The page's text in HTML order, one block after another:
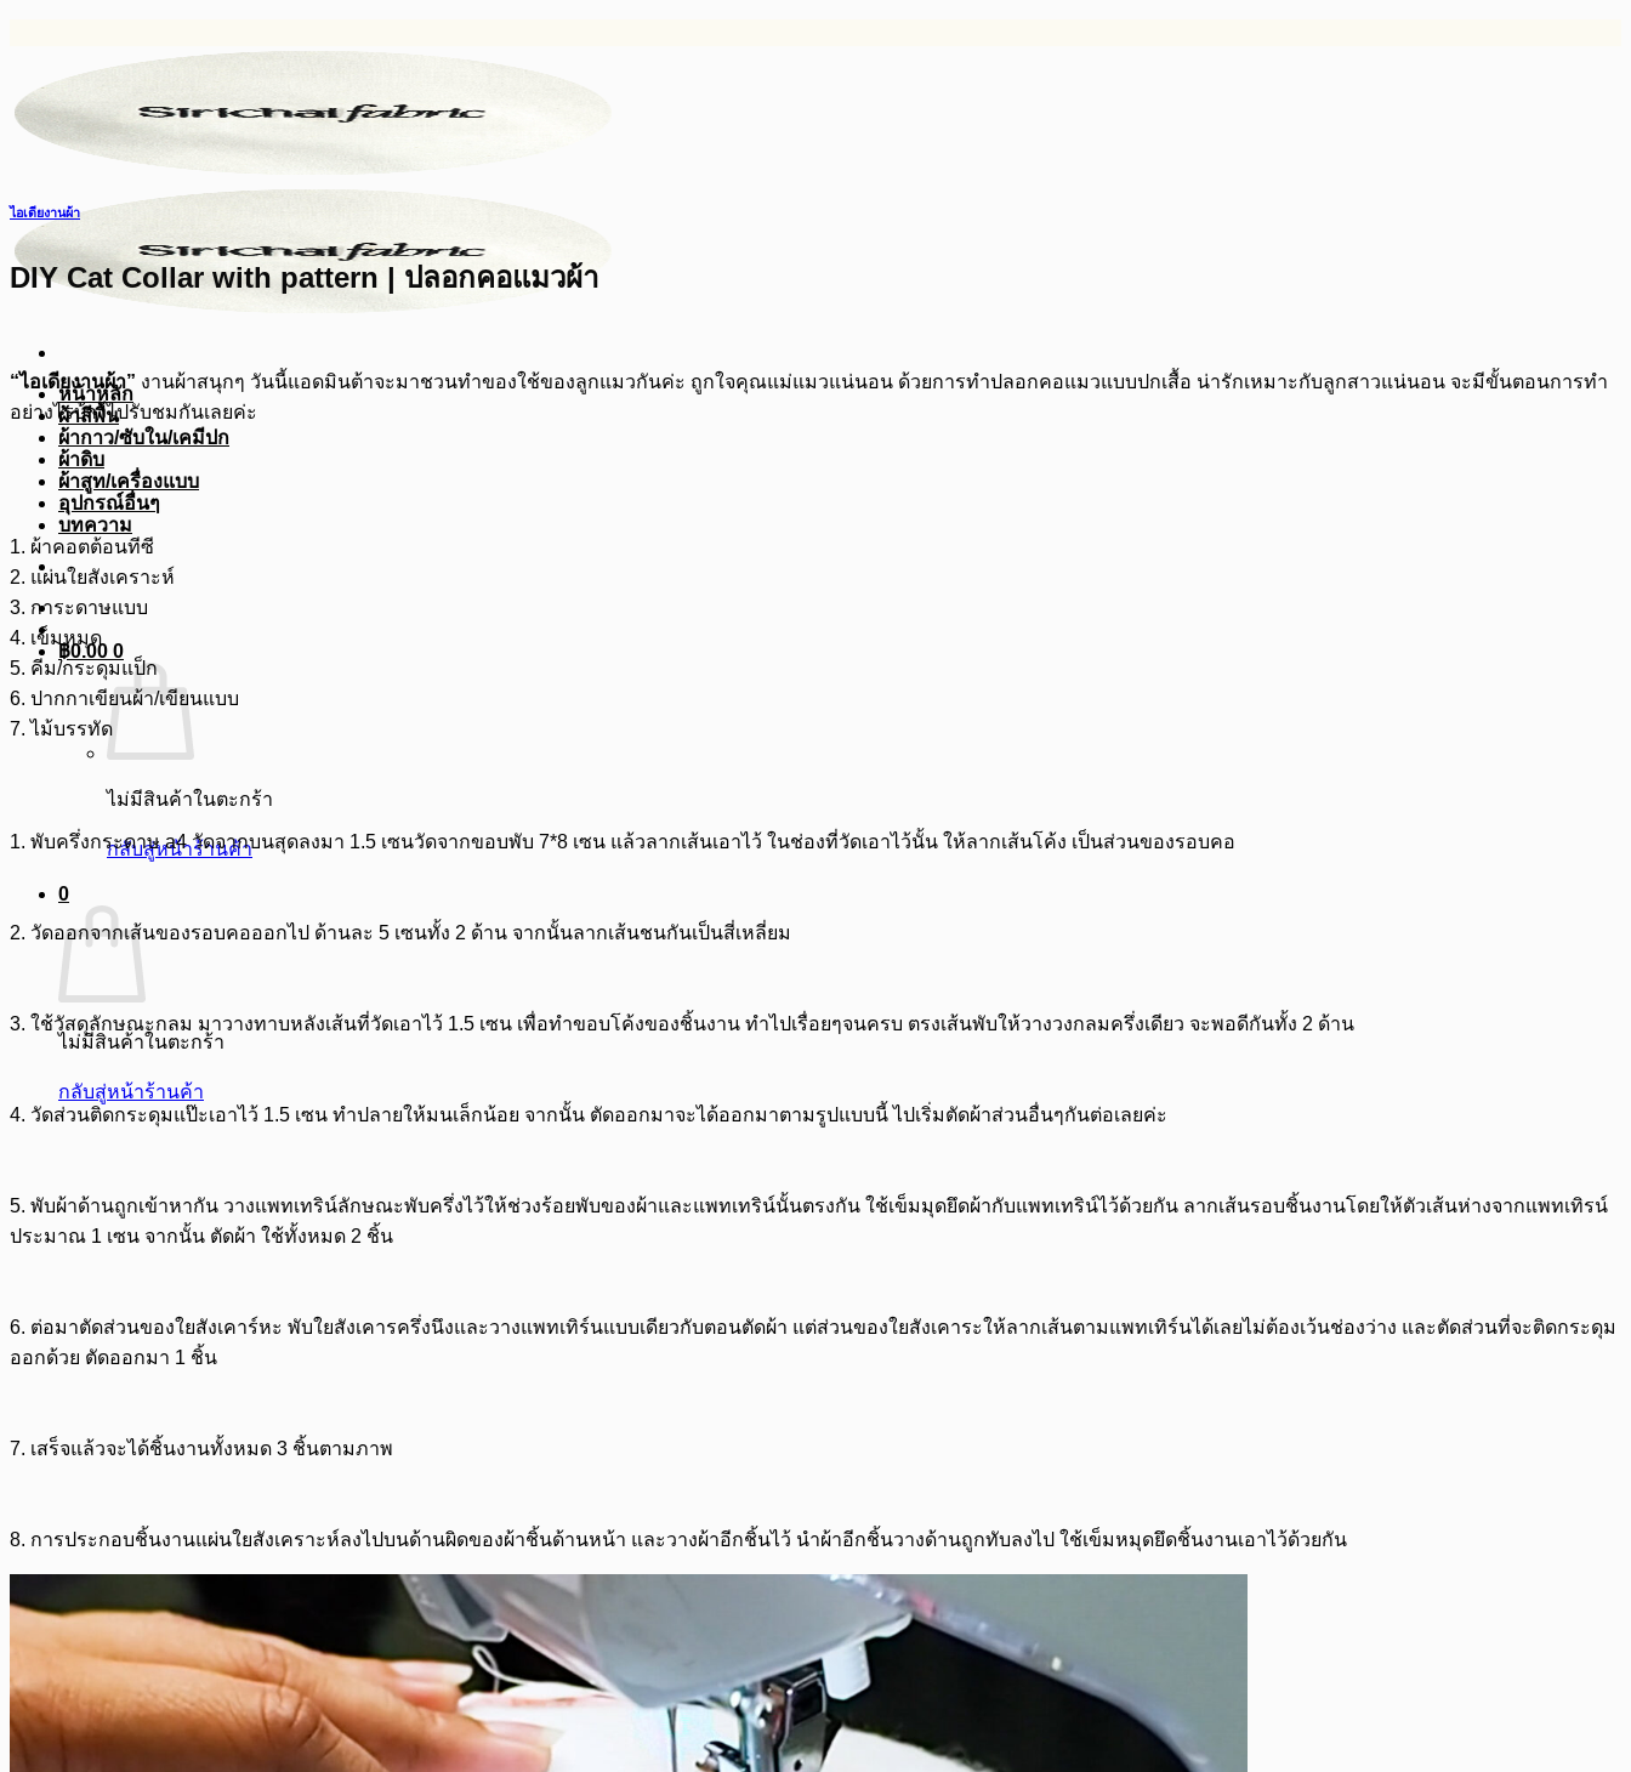
ยัง
เนื้อหา
หน้าหลัก
ผ้าสีพื้น
ผ้ากาว/ซับใน/เคมีปก
ผ้าดิบ
ผ้าสูท/เครื่องแบบ
อุปกรณ์อื่นๆ
บทความ
฿0.00 0
ไม่มีสินค้าในตะกร้า
กลับสู่หน้าร้านค้า
0
ไม่มีสินค้าในตะกร้า
กลับสู่หน้าร้านค้า
ไอเดียงานผ้า
DIY Cat Collar with pattern | ปลอกคอแมวผ้า
“ไอเดียงานผ้า” งานผ้าสนุกๆ วันนี้แอดมินต้าจะมาชวนทำของใช้ของลูกแมวกันค่ะ ถูกใจคุณแม่แมวแน่นอน ด้วยการทำปลอกคอแมวแบบปกเสื้อ น่ารักเหมาะกับลูกสาวแน่นอน จะมีขั้นตอนการทำ
อย่างไรบ้างไปรับชมกันเลยค่ะ
1. ผ้าคอตต้อนทีซี
2. แผ่นใยสังเคราะห์
3. การะดาษแบบ
4. เข็มหมุด
5. คีม/กระดุมแป็ก
6. ปากกาเขียนผ้า/เขียนแบบ
7. ไม้บรรทัด
1. พับครึ่งกระดาษ a4 วัดจากบนสุดลงมา 1.5 เซนวัดจากขอบพับ 7*8 เซน แล้วลากเส้นเอาไว้ ในช่องที่วัดเอาไว้นั้น ให้ลากเส้นโค้ง เป็นส่วนของรอบคอ
2. วัดออกจากเส้นของรอบคอออกไป ด้านละ 5 เซนทั้ง 2 ด้าน จากนั้นลากเส้นชนกันเป็นสี่เหลี่ยม
3. ใช้วัสดุลักษณะกลม มาวางทาบหลังเส้นที่วัดเอาไว้ 1.5 เซน เพื่อทำขอบโค้งของชิ้นงาน ทำไปเรื่อยๆจนครบ ตรงเส้นพับให้วางวงกลมครึ่งเดียว จะพอดีกันทั้ง 2 ด้าน
4. วัดส่วนติดกระดุมแป๊ะเอาไว้ 1.5 เซน ทำปลายให้มนเล็กน้อย จากนั้น ตัดออกมาจะได้ออกมาตามรูปแบบนี้ ไปเริ่มตัดผ้าส่วนอื่นๆกันต่อเลยค่ะ
5. พับผ้าด้านถูกเข้าหากัน วางแพทเทริน์ลักษณะพับครึ่งไว้ให้ช่วงร้อยพับของผ้าและแพทเทริน์นั้นตรงกัน ใช้เข็มมุดยึดผ้ากับแพทเทริน์ไว้ด้วยกัน ลากเส้นรอบชิ้นงานโดยให้ตัวเส้นห่างจากแพทเทิรน์
ประมาณ 1 เซน จากนั้น ตัดผ้า ใช้ทั้งหมด 2 ชิ้น
6. ต่อมาตัดส่วนของใยสังเคาร์หะ พับใยสังเคารครึ่งนึงและวางแพทเทิร์นแบบเดียวกับตอนตัดผ้า แต่ส่วนของใยสังเคาระให้ลากเส้นตามแพทเทิร์นได้เลยไม่ต้องเว้นช่องว่าง และตัดส่วนที่จะติดกระดุม
ออกด้วย ตัดออกมา 1 ชิ้น
7. เสร็จแล้วจะได้ชิ้นงานทั้งหมด 3 ชิ้นตามภาพ
8. การประกอบชิ้นงานแผ่นใยสังเคราะห์ลงไปบนด้านผิดของผ้าชิ้นด้านหน้า และวางผ้าอีกชิ้นไว้ นำผ้าอีกชิ้นวางด้านถูกทับลงไป ใช้เข็มหมุดยึดชิ้นงานเอาไว้ด้วยกัน